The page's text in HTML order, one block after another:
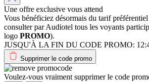
Une offre exclusive vous attend
Vous bénéficiez désormais du tarif
consulter par Audiotel tous les voyants
logo PROMO).
JUSQU'À LA FIN DU CODE PROMO:
Supprimer le code promo
Voulez-vous vraiment supprimer le code